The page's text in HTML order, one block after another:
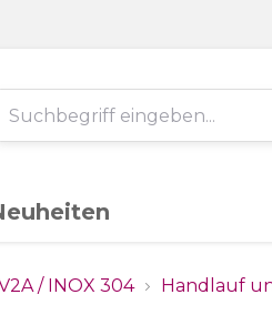
V2A
/ INOX 304 Handlauf